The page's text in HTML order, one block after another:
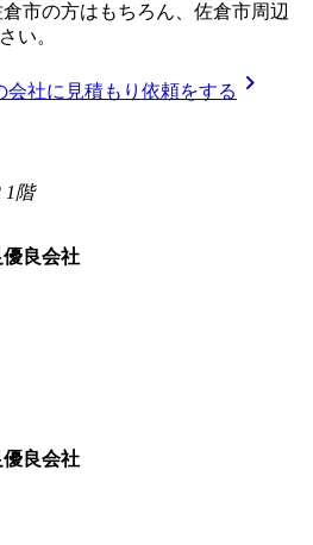
市の方はもちろん、佐倉市周辺
い。
会社に見積もり依頼をする chevron_right
1階
良会社
良会社